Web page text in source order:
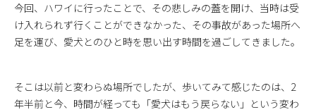
今回、ハワイに行ったことで、その悲しみの蓋を開け、当時は受
け入れられず行くことができなかった、その事故があった場所へ
足を運び、愛犬とのひと時を思い出す時間を過ごしてきました。
そこは以前と変わらぬ場所でしたが、歩いてみて感じたのは、2
年半前と今、時間が経っても「愛犬はもう戻らない」という変わ